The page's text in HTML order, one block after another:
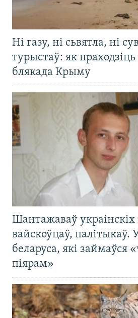
Ні газу, ні сьвятла, ні
турыстаў: як
блякада Крыму
Шантажаваў украінскіх
вайскоўцаў, палітыкаў.
беларуса, які займаўся
піярам»